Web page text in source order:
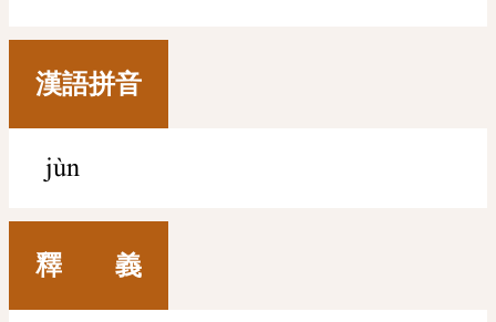
漢語拼音
jùn
釋 義